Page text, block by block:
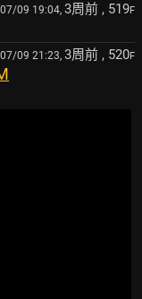
07/09 19:04, 3周前 , 519F
07/09 21:23, 3周前 , 520F